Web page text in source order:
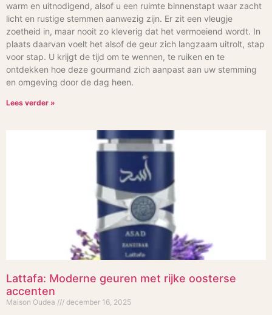
warm en uitnodigend, alsof u een ruimte binnenstapt waar zacht
licht en rustige stemmen aanwezig zijn. Er zit een vleugje
zoetheid in, maar nooit zo kleverig dat het vermoeiend wordt. In
plaats daarvan voelt het alsof de geur zich langzaam uitrolt, stap
voor stap. U krijgt de tijd om te wennen, te ruiken en te
ontdekken hoe deze gourmand zich aanpast aan uw stemming
en omgeving door de dag heen.
Lees verder »
Lattafa: Moderne geuren met rijke oosterse
accenten
Maison Oudea december 16, 2025